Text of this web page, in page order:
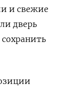
и свежие
дверь